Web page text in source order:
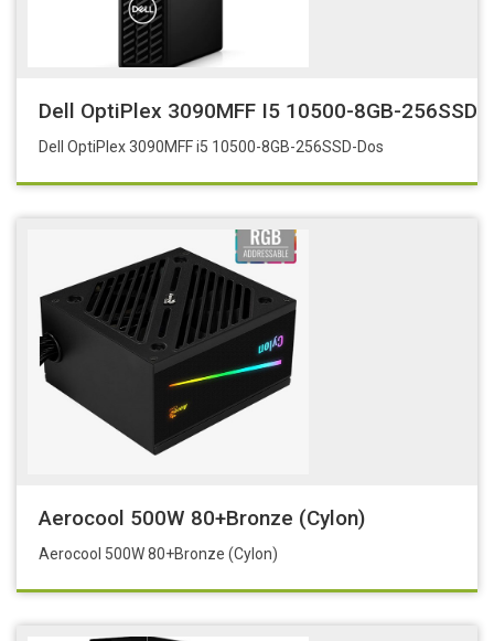
Dell OptiPlex 3090MFF I5 10500-8GB-256SSD-
Dell OptiPlex 3090MFF i5 10500-8GB-256SSD-Dos
Aerocool 500W 80+Bronze (Cylon)
Aerocool 500W 80+Bronze (Cylon)